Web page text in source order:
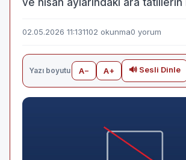
02.05.2026 11:131102 okunma0 yorum
Yazı boyutu A− A+ 🔊 Sesli Dinle